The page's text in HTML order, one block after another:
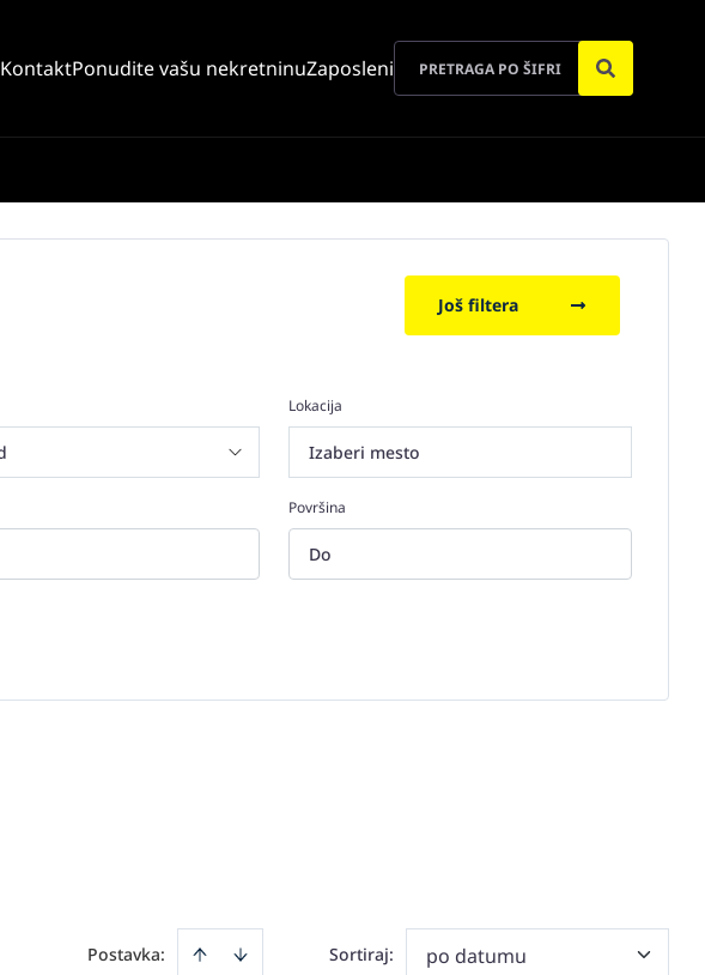
KontaktPonudite vašu nekretninuZaposleni
Još filtera
Lokacija
Izaberi mesto
Površina
Postavka: Sortiraj: po datumu